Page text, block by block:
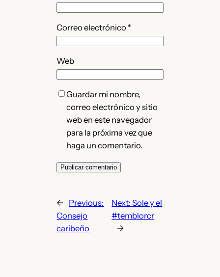
Correo electrónico *
Web
Guardar mi nombre,
correo electrónico y sitio
web en este navegador
para la próxima vez que
haga un comentario.
← Previous:
Consejo
caribeño
Next:Sole y el
#temblorcr
→